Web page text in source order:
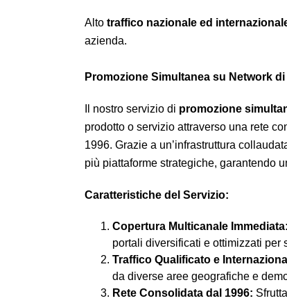
Alto traffico nazionale ed
azienda.
Promozione Simultanea su Network
Il nostro servizio di promozione
prodotto o servizio attraverso una rete
1996. Grazie a un’infrastruttura
più piattaforme strategiche, garantendo
Caratteristiche del Servizio:
Copertura Multicanale Immediata:
portali diversificati e ottimizzati per
Traffico Qualificato e
da diverse aree geografiche e
Rete Consolidata dal 1996: